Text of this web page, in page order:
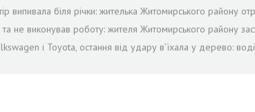
випивала біля річки: жителька Житомирського району
та не виконував роботу: жителя Житомирського району
і Toyota, остання від удару вʼїхала у дерево: